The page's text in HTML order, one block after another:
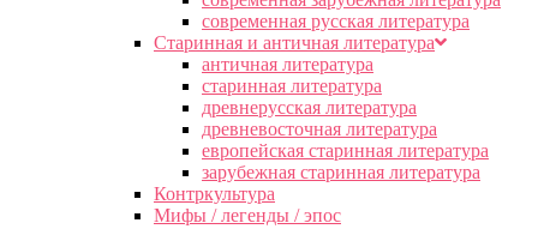
современная русская литература
Старинная и античная литература
античная литература
старинная литература
древнерусская литература
древневосточная литература
европейская старинная литература
зарубежная старинная литература
Контркультура
Мифы / легенды / эпос